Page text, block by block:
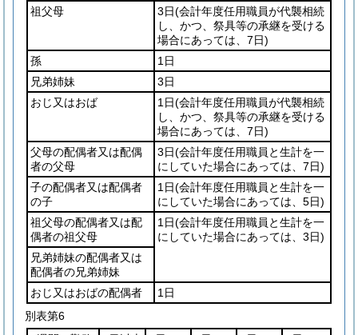
祖父母
3日(会計年度任用職員が代襲相続
し、かつ、祭具等の承継を受ける
場合にあっては、7日)
孫
1日
兄弟姉妹
3日
おじ又はおば
1日(会計年度任用職員が代襲相続
し、かつ、祭具等の承継を受ける
場合にあっては、7日)
父母の配偶者又は配偶
者の父母
3日(会計年度任用職員と生計を一
にしていた場合にあっては、7日)
子の配偶者又は配偶者
の子
1日(会計年度任用職員と生計を一
にしていた場合にあっては、5日)
祖父母の配偶者又は配
偶者の祖父母
1日(会計年度任用職員と生計を一
にしていた場合にあっては、3日)
兄弟姉妹の配偶者又は
配偶者の兄弟姉妹
おじ又はおばの配偶者
1日
別表第6